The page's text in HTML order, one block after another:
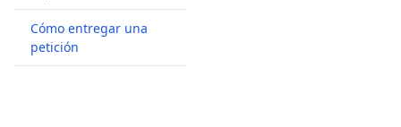
Cómo entregar una
petición